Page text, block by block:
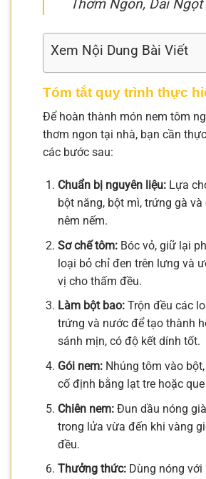
Thơm Ngon, Dai Ngọt
Xem Nội Dung Bài Viết
Tóm tắt quy trình thực
Để hoàn thành món nem tôm
thơm ngon tại nhà, bạn cần
các bước sau:
Chuẩn bị nguyên liệu:Lựa
bột năng, bột mì, trứng gà
nêm nếm.
Sơ chế tôm:Bóc vỏ, giữ lại
loại bỏ chỉ đen trên lưng và
vị cho thấm đều.
Làm bột bao:Trộn đều các
trứng và nước để tạo thành
sánh mịn, có độ kết dính tốt.
Gói nem:Nhúng tôm vào
cố định bằng lạt tre hoặc
Chiên nem:Đun dầu nóng
trong lửa vừa đến khi vàng
đều.
Thưởng thức:Dùng nóng với